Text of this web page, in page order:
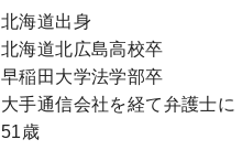
北海道出身
北海道北広島高校卒
早稲田大学法学部卒
大手通信会社を経て弁護士に
51歳